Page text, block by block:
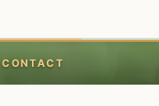
CONTACT